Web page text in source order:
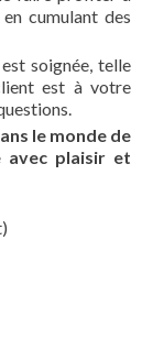
cumulant des
soignée, telle
est à votre
le monde de
avec plaisir et